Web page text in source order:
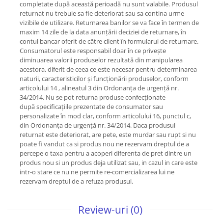
completate după această perioadă nu sunt valabile. Produsul
returnat nu trebuie sa fie deteriorat sau sa contina urme
vizibile de utilizare. Returnarea banilor se va face în termen de
maxim 14 zile de la data anunțării deciziei de returnare, în
contul bancar oferit de către client în formularul de returnare.
Consumatorul este responsabil doar în ce privește
diminuarea valorii produselor rezultată din manipularea
acestora, diferit de ceea ce este necesar pentru determinarea
naturii, caracteristicilor și funcționării produselor, conform
articolului 14 , alineatul 3 din Ordonanța de urgență nr.
34/2014. Nu se pot returna produse confecționate
după specificațiile prezentate de consumator sau
personalizate în mod clar, conform articolului 16, punctul c,
din Ordonanța de urgență nr. 34/2014. Daca produsul
returnat este deteriorat, are pete, este murdar sau rupt si nu
poate fi vandut ca si produs nou ne rezervam dreptul de a
percepe o taxa pentru a acoperi diferenta de pret dintre un
produs nou si un produs deja utilizat sau, in cazul in care este
intr-o stare ce nu ne permite re-comercializarea lui ne
rezervam dreptul de a refuza produsul.
Review-uri (0)